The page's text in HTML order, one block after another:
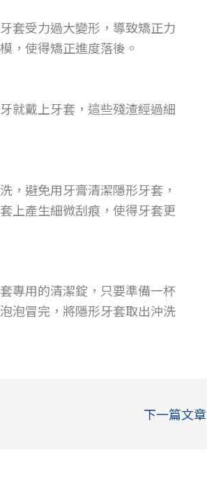
套受力過大變形，導致矯正力
，使得矯正進度落後。
就戴上牙套，這些殘渣經過細
，避免用牙膏清潔隱形牙套，
上產生細微刮痕，使得牙套更
專用的清潔錠，只要準備一杯
泡冒完，將隱形牙套取出沖洗
下一篇文章